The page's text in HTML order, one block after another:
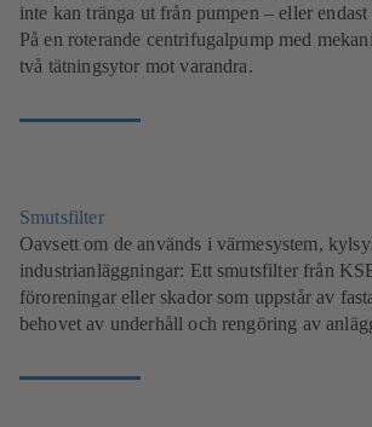
inte kan tränga ut från pumpen – eller
På en roterande centrifugalpump med
två tätningsytor mot varandra.
Smutsfilter
Oavsett om de används i värmesystem,
industrianläggningar: Ett smutsfilter från
föroreningar eller skador som uppstår av
behovet av underhåll och rengöring av